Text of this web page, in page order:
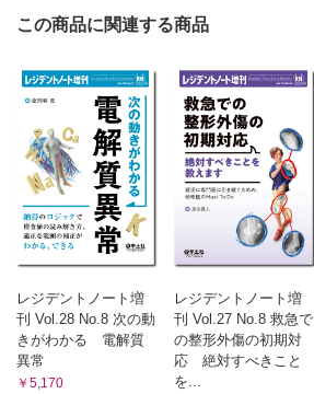
この商品に関連する商品
レジデントノート増
刊 Vol.28 No.8 次の動
きがわかる 電解質
異常
￥5,170
レジデントノート増
刊 Vol.27 No.8 救急で
の整形外傷の初期対
応 絶対すべきこと
を...